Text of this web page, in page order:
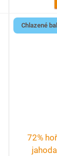
Chlazené
72%